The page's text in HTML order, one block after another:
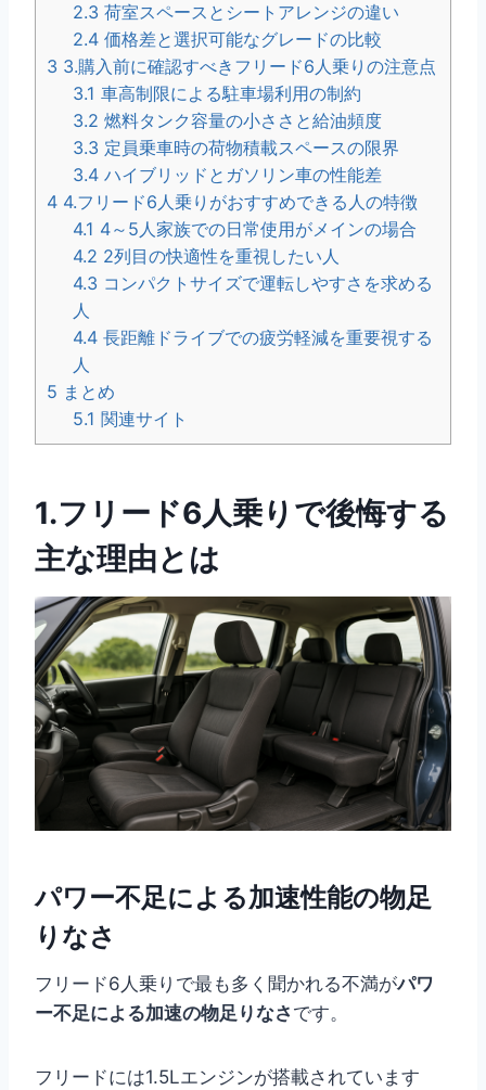
2.3 荷室スペースとシートアレンジの違い
2.4 価格差と選択可能なグレードの比較
3 3.購入前に確認すべきフリード6人乗りの注意点
3.1 車高制限による駐車場利用の制約
3.2 燃料タンク容量の小ささと給油頻度
3.3 定員乗車時の荷物積載スペースの限界
3.4 ハイブリッドとガソリン車の性能差
4 4.フリード6人乗りがおすすめできる人の特徴
4.1 4～5人家族での日常使用がメインの場合
4.2 2列目の快適性を重視したい人
4.3 コンパクトサイズで運転しやすさを求める
人
4.4 長距離ドライブでの疲労軽減を重要視する
人
5 まとめ
5.1 関連サイト
1.フリード6人乗りで後悔する
主な理由とは
パワー不足による加速性能の物足
りなさ
フリード6人乗りで最も多く聞かれる不満がパワ
ー不足による加速の物足りなさ です。
フリードには1.5Lエンジンが搭載されています